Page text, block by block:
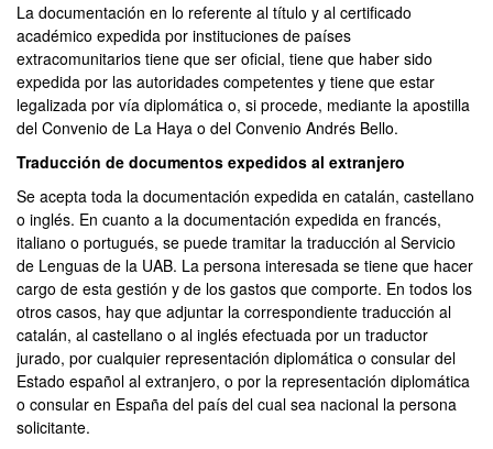
La documentación en lo referente al título y al certificado
académico expedida por instituciones de países
extracomunitarios tiene que ser oficial, tiene que haber sido
expedida por las autoridades competentes y tiene que estar
legalizada por vía diplomática o, si procede, mediante la apostilla
del Convenio de La Haya o del Convenio Andrés Bello.
Traducción de documentos expedidos al extranjero
Se acepta toda la documentación expedida en catalán, castellano
o inglés. En cuanto a la documentación expedida en francés,
italiano o portugués, se puede tramitar la traducción al Servicio
de Lenguas de la UAB. La persona interesada se tiene que hacer
cargo de esta gestión y de los gastos que comporte. En todos los
otros casos, hay que adjuntar la correspondiente traducción al
catalán, al castellano o al inglés efectuada por un traductor
jurado, por cualquier representación diplomática o consular del
Estado español al extranjero, o por la representación diplomática
o consular en España del país del cual sea nacional la persona
solicitante.